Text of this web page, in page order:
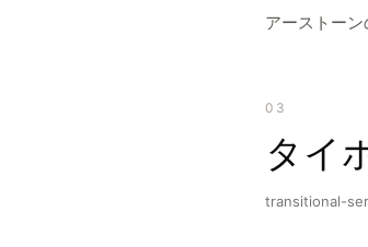
アーストー
03
タイ
transitional-